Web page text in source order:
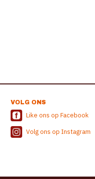
VOLG ONS
Like ons op Facebook
Volg ons op Instagram